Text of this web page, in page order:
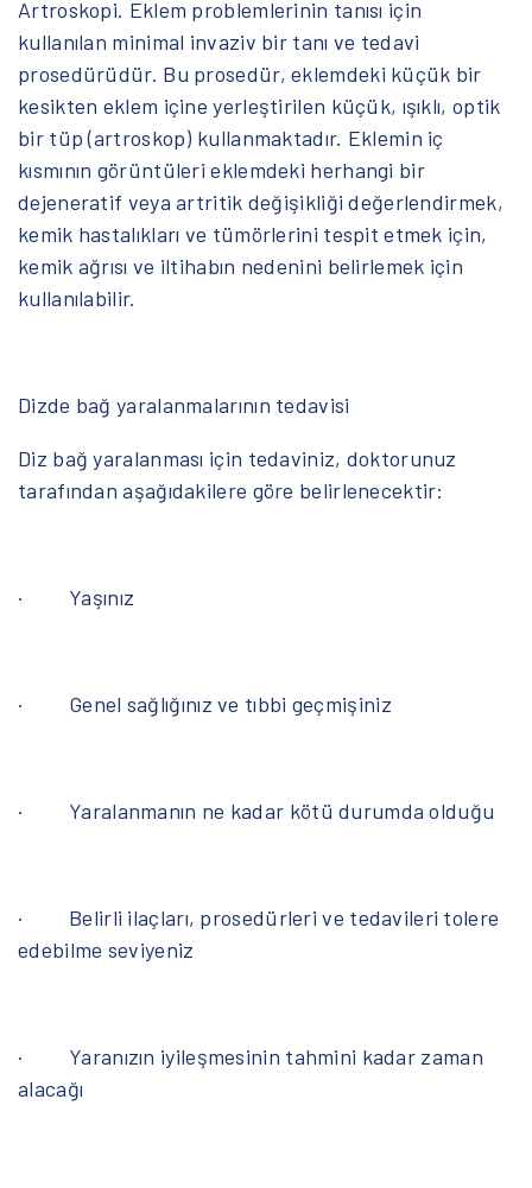
Artroskopi. Eklem problemlerinin tanısı için
kullanılan minimal invaziv bir tanı ve tedavi
prosedürüdür. Bu prosedür, eklemdeki küçük bir
kesikten eklem içine yerleştirilen küçük, ışıklı, optik
bir tüp (artroskop) kullanmaktadır. Eklemin iç
kısmının görüntüleri eklemdeki herhangi bir
dejeneratif veya artritik değişikliği değerlendirmek,
kemik hastalıkları ve tümörlerini tespit etmek için,
kemik ağrısı ve iltihabın nedenini belirlemek için
kullanılabilir.
Dizde bağ yaralanmalarının tedavisi
Diz bağ yaralanması için tedaviniz, doktorunuz
tarafından aşağıdakilere göre belirlenecektir:
· Yaşınız
· Genel sağlığınız ve tıbbi geçmişiniz
· Yaralanmanın ne kadar kötü durumda olduğu
· Belirli ilaçları, prosedürleri ve tedavileri tolere
edebilme seviyeniz
· Yaranızın iyileşmesinin tahmini kadar zaman
alacağı